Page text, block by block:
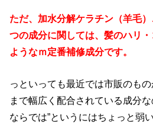
ただ、加水分解ケラチン（羊毛
つの成分に関しては、髪のハリ
ようなｍ定番補修成分です。
っといっても最近では市販のも
まで幅広く配合されている成分
ならでは”というにはちょっと弱い